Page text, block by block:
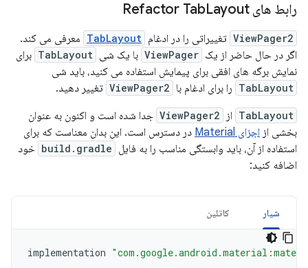
رابط های Refactor TabLayout
ViewPager2 تغییراتی را در ادغام TabLayout معرفی می کند.
اگر در حال حاضر از یک ViewPager با یک شی TabLayout برای
نمایش برگه های افقی برای پیمایش استفاده می کنید، باید شی
TabLayout را برای ادغام با ViewPager2 تغییر دهید.
TabLayout از ViewPager2 جدا شده است و اکنون به عنوان
بخشی از اجزای Material
در دسترس است. این بدان معناست که برای
استفاده از آن، باید وابستگی مناسب را به فایل build.gradle خود
اضافه کنید:
شیار کاتلین
implementation